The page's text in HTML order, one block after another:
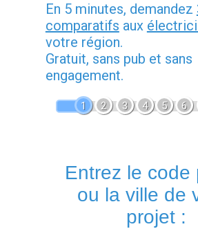
En 5 minutes, demandez
comparatifs aux
votre région.
Gratuit, sans pub et sans
engagement.
1 2 3 4 5 6
Entrez le code
ou la ville de
projet :